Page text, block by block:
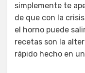
simplemente te
de que con la
el horno puede
recetas son la
rápido hecho en